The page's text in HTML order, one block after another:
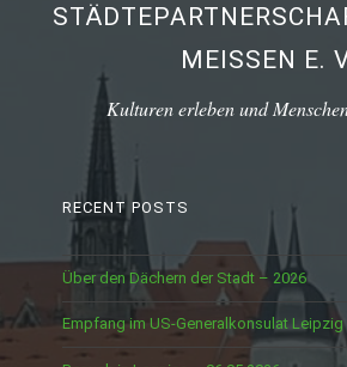
MEISSEN E. V.
Kulturen erleben und
RECENT POSTS
Über den Dächern der Stadt – 2026
Empfang im US-Generalkonsulat Leipzig